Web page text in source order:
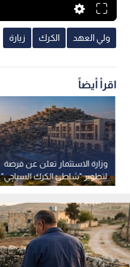
ولي العهد الكرك زيارة
اقرأ أيضاً
وزارة الاستثمار تعلن عن فرصة
لتطوير "شاطئ الكرك السياحي"